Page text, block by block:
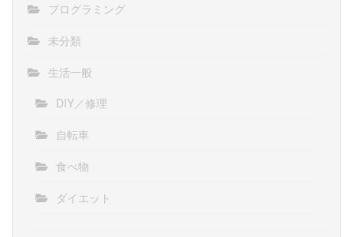
プログラミング
未分類
生活一般
DIY／修理
自転車
食べ物
ダイエット